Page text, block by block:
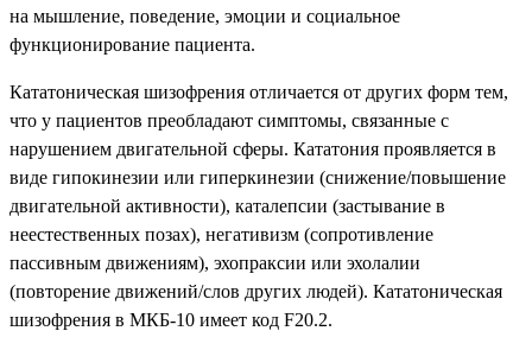
на мышление, поведение, эмоции и социальное
функционирование пациента.
Кататоническая шизофрения отличается от других форм тем,
что у пациентов преобладают симптомы, связанные с
нарушением двигательной сферы. Кататония проявляется в
виде гипокинезии или гиперкинезии (снижение/повышение
двигательной активности), каталепсии (застывание в
неестественных позах), негативизм (сопротивление
пассивным движениям), эхопраксии или эхолалии
(повторение движений/слов других людей). Кататоническая
шизофрения в МКБ-10 имеет код F20.2.